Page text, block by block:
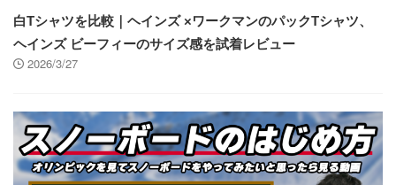
白Tシャツを比較｜ヘインズ ×ワークマンのパックTシャツ、
ヘインズ ビーフィーのサイズ感を試着レビュー
2026/3/27